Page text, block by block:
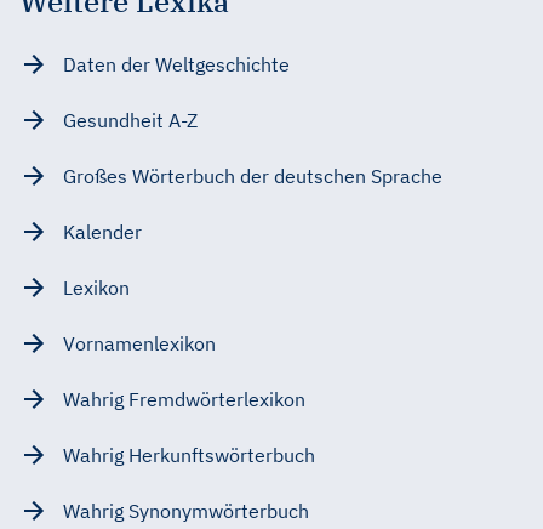
Daten der Weltgeschichte
Gesundheit A-Z
Großes Wörterbuch der deutschen Sprache
Kalender
Lexikon
Vornamenlexikon
Wahrig Fremdwörterlexikon
Wahrig Herkunftswörterbuch
Wahrig Synonymwörterbuch